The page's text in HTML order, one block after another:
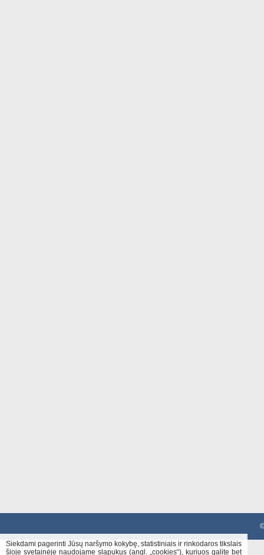
Siekdami pagerinti Jūsų naršymo kokybę, statistiniais ir rinkodaros tikslais
šioje svetainėje naudojame slapukus (angl. „cookies“), kuriuos galite bet